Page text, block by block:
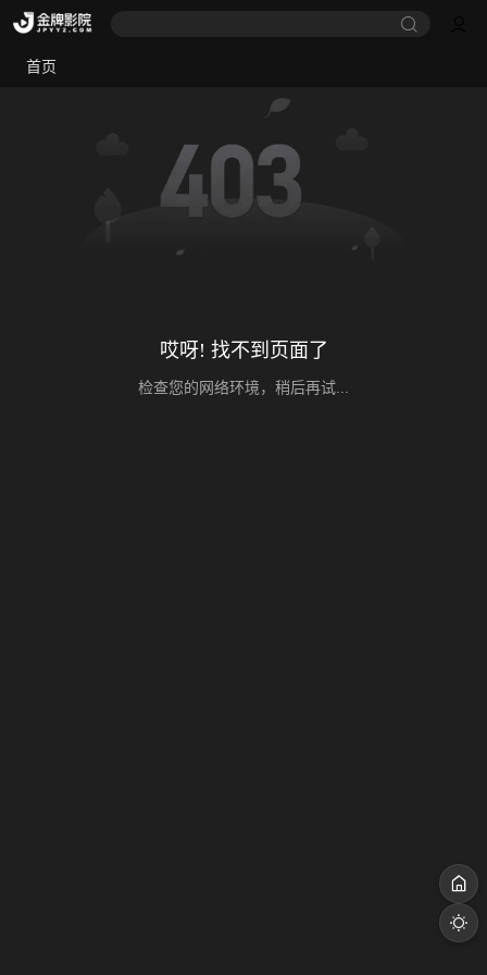
首页
哎呀! 找不到页面了
检查您的网络环境，稍后再试...